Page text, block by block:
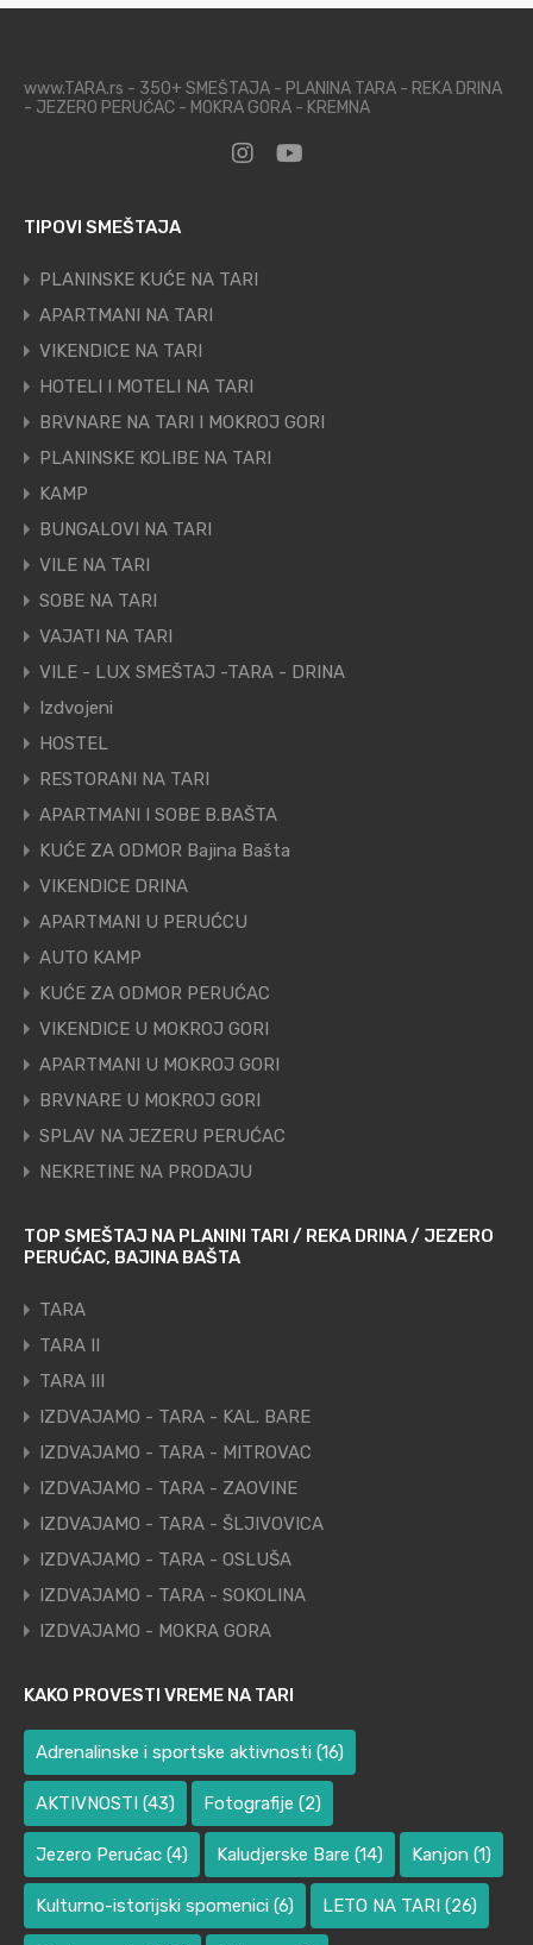
www.TARA.rs - 350+ SMEŠTAJA - PLANINA TARA - REKA DRINA
- JEZERO PERUĆAC - MOKRA GORA - KREMNA
TIPOVI SMEŠTAJA
PLANINSKE KUĆE NA TARI
APARTMANI NA TARI
VIKENDICE NA TARI
HOTELI I MOTELI NA TARI
BRVNARE NA TARI I MOKROJ GORI
PLANINSKE KOLIBE NA TARI
KAMP
BUNGALOVI NA TARI
VILE NA TARI
SOBE NA TARI
VAJATI NA TARI
VILE - LUX SMEŠTAJ -TARA - DRINA
Izdvojeni
HOSTEL
RESTORANI NA TARI
APARTMANI I SOBE B.BAŠTA
KUĆE ZA ODMOR Bajina Bašta
VIKENDICE DRINA
APARTMANI U PERUĆCU
AUTO KAMP
KUĆE ZA ODMOR PERUĆAC
VIKENDICE U MOKROJ GORI
APARTMANI U MOKROJ GORI
BRVNARE U MOKROJ GORI
SPLAV NA JEZERU PERUĆAC
NEKRETINE NA PRODAJU
TOP SMEŠTAJ NA PLANINI TARI / REKA DRINA / JEZERO
PERUĆAC, BAJINA BAŠTA
TARA
TARA II
TARA III
IZDVAJAMO - TARA - KAL. BARE
IZDVAJAMO - TARA - MITROVAC
IZDVAJAMO - TARA - ZAOVINE
IZDVAJAMO - TARA - ŠLJIVOVICA
IZDVAJAMO - TARA - OSLUŠA
IZDVAJAMO - TARA - SOKOLINA
IZDVAJAMO - MOKRA GORA
KAKO PROVESTI VREME NA TARI
Adrenalinske i sportske aktivnosti (16)
AKTIVNOSTI (43) Fotografije (2)
Jezero Perućac (4) Kaludjerske Bare (14) Kanjon (1)
Kulturno-istorijski spomenici (6) LETO NA TARI (26)